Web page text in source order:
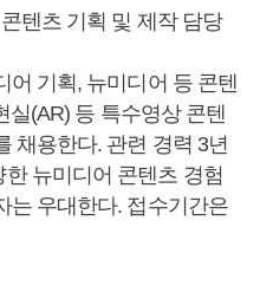
텐츠 기획 및 제작 담당
어 기획, 뉴미디어 등 콘텐
실(AR) 등 특수영상 콘텐
채용한다. 관련 경력 3년
뉴미디어 콘텐츠 경험
는 우대한다. 접수기간은